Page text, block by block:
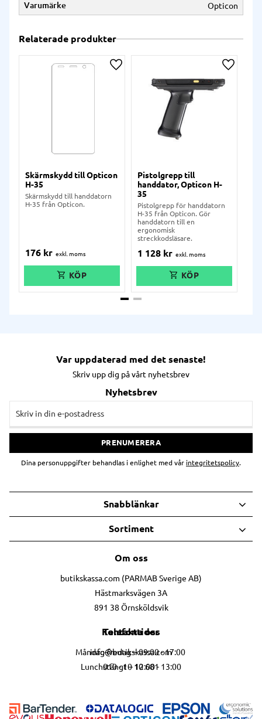
Varumärke
Opticon
Relaterade produkter
Skärmskydd till Opticon
H-35
Skärmskydd till handdatorn
H-35 från Opticon.
176 kr
Lägg till i önskelista
Pistolgrepp till
handdator, Opticon H-
35
Pistolgrepp för handdatorn
H-35 från Opticon. Gör
handdatorn till en
ergonomisk
streckkodsläsare.
1 128 kr
Lägg till
Var uppdaterad med det senaste!
Skriv upp dig på vårt nyhetsbrev
Nyhetsbrev
PRENUMERERA
Dina personuppgifter behandlas i enlighet med vår integritetspolicy.
Om oss
butikskassa.com (PARMAB Sverige AB)
Hästmarksvägen 3A
891 38 Örnsköldsvik
Kontakta oss
info@butikskassa.com
010 - 10 10 681
Telefontider
Måndag-fredag – 09:00 - 17:00
Lunchstängt – 12:00 - 13:00
Snabblänkar
Sortiment